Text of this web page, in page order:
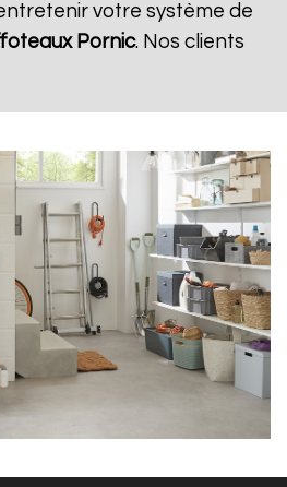
votre système de
Pornic. Nos clients